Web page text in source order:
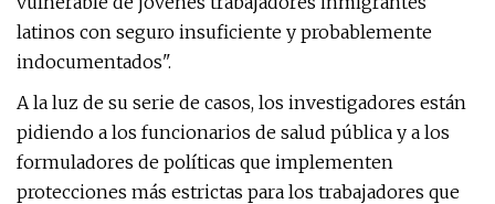
latinos con seguro insuficiente y probablemente
indocumentados".
A la luz de su serie de casos, los investigadores están
pidiendo a los funcionarios de salud pública y a los
formuladores de políticas que implementen
protecciones más estrictas para los trabajadores que